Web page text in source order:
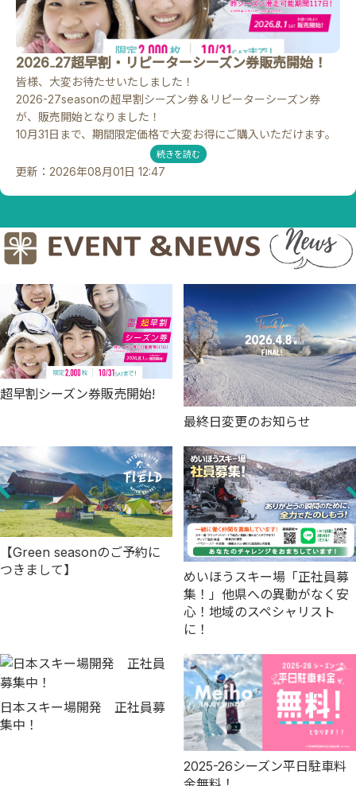
2026₋27超早割・リピーターシーズン券販売開始！
皆様、大変お待たせいたしました！
2026-27seasonの超早割シーズン券＆リピーターシーズン券
が、販売開始となりました！
10月31日まで、期間限定価格で大変お得にご購入いただけます。
今シーズンも特典盛りだくさんです♪
さい。
※2026₋27シーズンよりリフト運行開始時刻が変更となります。
※平日・土日祝日 8：00～16：30 2月/土日祝日 7：30～
16：30
続きを読む
更新：2026年08月01日 12:47
超早割シーズン券販売開始!
最終日変更のお知らせ
【Green seasonのご予約に
つきまして】
めいほうスキー場「正社員募
集！」他県への異動がなく安
心！地域のスペシャリスト
に！
日本スキー場開発 正社員募
集中！
2025-26シーズン平日駐車料